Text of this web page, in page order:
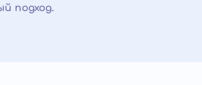
подход.